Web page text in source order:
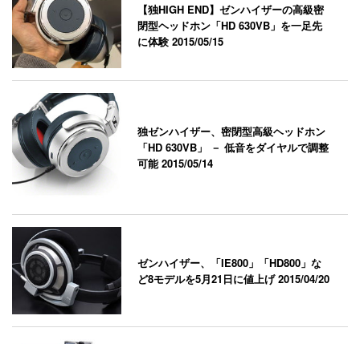
【独HIGH END】ゼンハイザーの高級密
閉型ヘッドホン「HD 630VB」を一足先
に体験2015/05/15
独ゼンハイザー、密閉型高級ヘッドホン
「HD 630VB」 － 低音をダイヤルで調整
可能2015/05/14
ゼンハイザー、「IE800」「HD800」な
ど8モデルを5月21日に値上げ2015/04/20